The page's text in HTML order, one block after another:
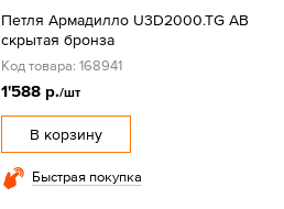
Петля Армадилло U3D2000.TG AB
скрытая бронза
Код товара: 168941
1'588 р./шт
В корзину
Быстрая покупка